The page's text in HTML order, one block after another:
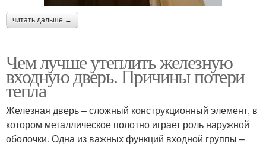
читать дальше →
Чем лучше утеплить железную
входную дверь. Причины потери
тепла
Железная дверь – сложный конструкционный элемент, в
котором металлическое полотно играет роль наружной
оболочки. Одна из важных функций входной группы –